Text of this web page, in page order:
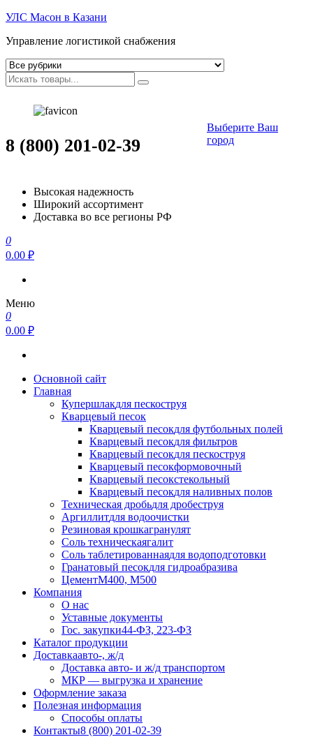
УЛС Масон в Казани
Управление логистикой снабжения
8 (800) 201-02-39
Выберите Ваш
город
Высокая надежность
Широкий ассортимент
Доставка во все регионы РФ
0
0.00 ₽
Меню
0
0.00 ₽
Основной сайт
Главная
Купершлакдля пескоструя
Кварцевый песок
Кварцевый песокдля футбольных полей
Кварцевый песокдля фильтров
Кварцевый песокдля пескоструя
Кварцевый песокформовочный
Кварцевый песокстекольный
Кварцевый песокдля наливных полов
Техническая дробьдля дробеструя
Аргиллитдля водоочистки
Резиновая крошкагранулят
Соль техническаягалит
Соль таблетированнаядля водоподготовки
Гранатовый песокдля гидроабразива
ЦементМ400, М500
Компания
О нас
Уставные документы
Гос. закупки44-ФЗ, 223-ФЗ
Каталог продукции
Доставкаавто-, ж/д
Доставка авто- и ж/д транспортом
МКР — выгрузка и хранение
Оформление заказа
Полезная информация
Способы оплаты
Контакты8 (800) 201-02-39